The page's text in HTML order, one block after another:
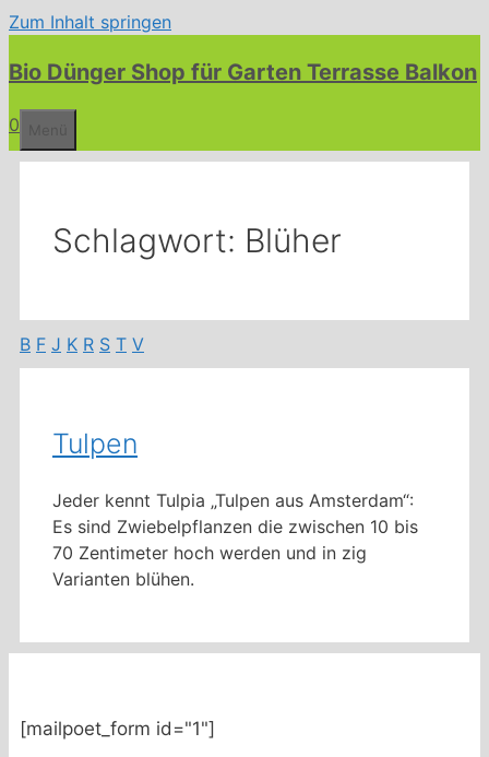
Zum Inhalt springen
Bio Dünger Shop für Garten Terrasse Balkon
0
Schlagwort: Blüher
B F J K R S T V
Tulpen
Jeder kennt Tulpia „Tulpen aus Amsterdam“:
Es sind Zwiebelpflanzen die zwischen 10 bis
70 Zentimeter hoch werden und in zig
Varianten blühen.
[mailpoet_form id="1"]